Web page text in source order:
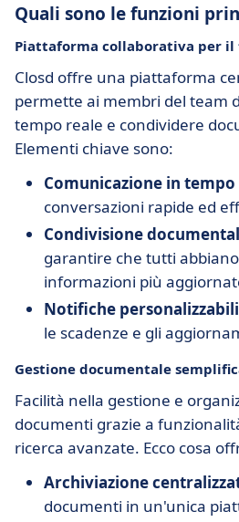
Quali sono le funzioni
Piattaforma collaborativa per il
Closd offre una piattaforma
permette ai membri del team
tempo reale e condividere
Elementi chiave sono:
Comunicazione in
conversazioni rapide ed
Condivisione
garantire che tutti abbiano
informazioni più
Notifiche personalizzabili
le scadenze e gli
Gestione documentale
Facilità nella gestione e
documenti grazie a
ricerca avanzate. Ecco cosa
Archiviazione
documenti in un'unica